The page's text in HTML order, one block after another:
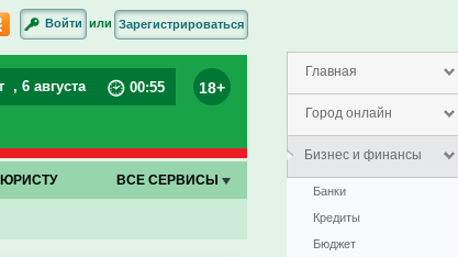
Главная
Город онлайн
Бизнес и финансы
Банки
Кредиты
Бюджет
Войти или Зарегистрироваться
, 6 августа 00:55 18+
ВСЕ СЕРВИСЫ